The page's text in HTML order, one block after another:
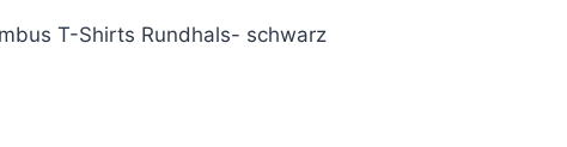
T-Shirts Rundhals- schwarz